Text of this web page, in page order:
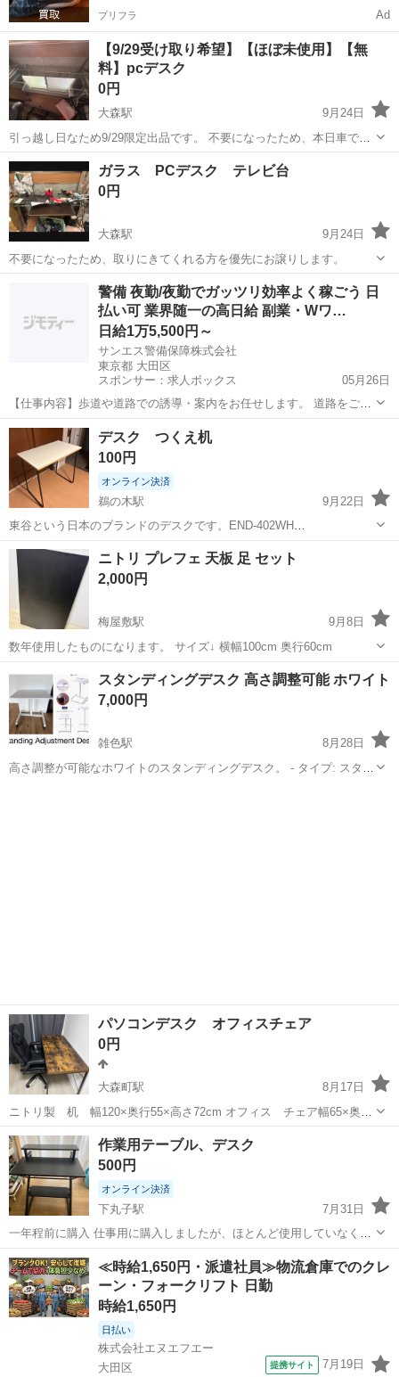
プリフラ Ad
【9/29受け取り希望】【ほぼ未使用】【無
料】pcデスク
0円
大森駅
9月24日
引っ越し日なため9/29限定出品です。 不要になったため、本日車で取
りにきてくれる方を優先にお譲りします。 山王３丁目まで車で来てく
れる方。
東京 大田区 テーブル デスク
ガラス PCデスク テレビ台
0円
大森駅
9月24日
不要になったため、取りにきてくれる方を優先にお譲りします。
大田区 大森駅 テーブル デスク
警備 夜勤/夜勤でガッツリ効率よく稼ごう 日
払い可 業界随一の高日給 副業・Wワ…
日給1万5,500円～
サンエス警備保障株式会社
東京都 大田区
スポンサー：求人ボックス
05月26日
【仕事内容】歩道や道路での誘導・案内をお任せします。 道路をご利
用される車両や歩行者の方が安全に安心して通行するために適切に誘
導してください。 勤務地へは直行直帰OKです! <未経験でも安心!!> 丁
寧な研修20hで基本的な知識を...
アルバイト・パート
デスク つくえ机
100円
オンライン決済
鵜の木駅
9月22日
東谷という日本のブランドのデスクです。END-402WH
(W80×D48×H75cm) ホワイトです。 以前リモートワーク用に購入しま
したが急遽不要になったので出品します。シンプルでおしゃれで工作
やアイロン台としても使えそ...
東京 大田区 鵜の木駅 テーブル デスク
ニトリ プレフェ 天板 足 セット
2,000円
梅屋敷駅
9月8日
数年使用したものになります。 サイズ↓ 横幅100cm 奥行60cm
梅屋敷駅 テーブル プレフェ
スタンディングデスク 高さ調整可能 ホワイト
7,000円
雑色駅
8月28日
高さ調整が可能なホワイトのスタンディングデスク。 - タイプ: スタン
パソコンデスク オフィスチェア
0円
大森町駅
8月17日
ニトリ製 机 幅120×奥行55×高さ72cm オフィス チェア幅65×奥行
71×高さ104cm
東京 大田区 大森町駅 テーブル
作業用テーブル、デスク
500円
オンライン決済
下丸子駅
7月31日
一年程前に購入 仕事用に購入しましたが、ほとんど使用していなく、
まだまだ使っていただけます。 多少の傷など気にならない方でお願い
します。 土日に来ていただける方、お車で来ていただける方いらっし
ゃいましたらお願い...
東京 大田区 下丸子駅 テーブル
≪時給1,650円・派遣社員≫物流倉庫でのクレ
ーン・フォークリフト 日勤
時給1,650円
日払い
株式会社エヌエフエー
大田区
提携サイト 7月19日